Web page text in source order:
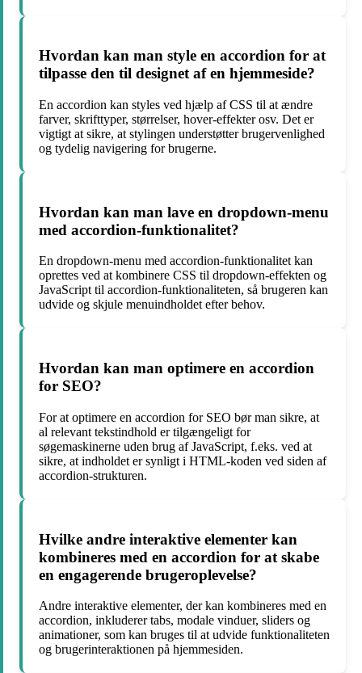
Hvordan kan man style en accordion for at
tilpasse den til designet af en hjemmeside?
En accordion kan styles ved hjælp af CSS til at ændre
farver, skrifttyper, størrelser, hover-effekter osv. Det er
vigtigt at sikre, at stylingen understøtter brugervenlighed
og tydelig navigering for brugerne.
Hvordan kan man lave en dropdown-menu
med accordion-funktionalitet?
En dropdown-menu med accordion-funktionalitet kan
oprettes ved at kombinere CSS til dropdown-effekten og
JavaScript til accordion-funktionaliteten, så brugeren kan
udvide og skjule menuindholdet efter behov.
Hvordan kan man optimere en accordion
for SEO?
For at optimere en accordion for SEO bør man sikre, at
al relevant tekstindhold er tilgængeligt for
søgemaskinerne uden brug af JavaScript, f.eks. ved at
sikre, at indholdet er synligt i HTML-koden ved siden af
accordion-strukturen.
Hvilke andre interaktive elementer kan
kombineres med en accordion for at skabe
en engagerende brugeroplevelse?
Andre interaktive elementer, der kan kombineres med en
accordion, inkluderer tabs, modale vinduer, sliders og
animationer, som kan bruges til at udvide funktionaliteten
og brugerinteraktionen på hjemmesiden.